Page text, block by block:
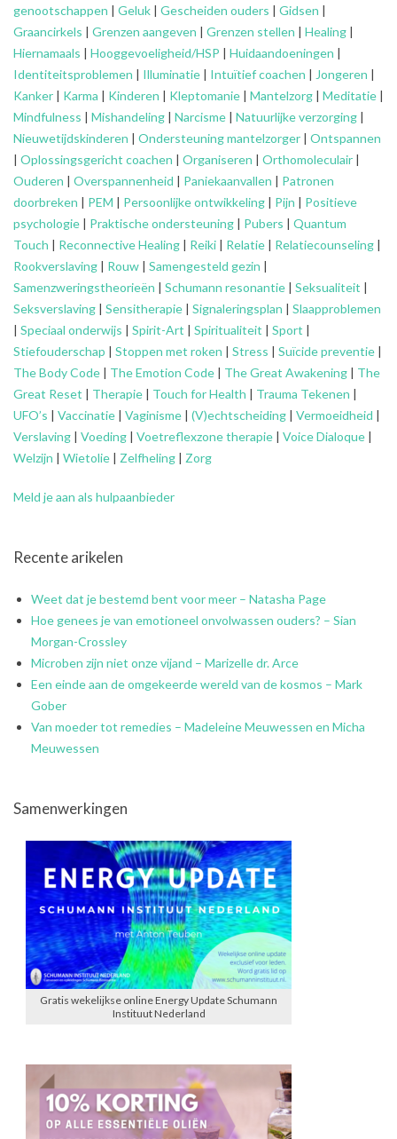
genootschappen | Geluk | Gescheiden ouders | Gidsen |
Graancirkels | Grenzen aangeven | Grenzen stellen | Healing |
Hiernamaals | Hooggevoeligheid/HSP | Huidaandoeningen |
Identiteitsproblemen | Illuminatie | Intuïtief coachen | Jongeren |
Kanker | Karma | Kinderen | Kleptomanie | Mantelzorg | Meditatie |
Mindfulness | Mishandeling | Narcisme | Natuurlijke verzorging |
Nieuwetijdskinderen | Ondersteuningmantelzorger | Ontspannen
| Oplossingsgericht coachen | Organiseren | Orthomoleculair |
Ouderen | Overspannenheid | Paniekaanvallen | Patronen
doorbreken | PEM | Persoonlijke ontwikkeling | Pijn | Positieve
psychologie | Praktische ondersteuning | Pubers | Quantum
Touch | Reconnective Healing | Reiki | Relatie | Relatiecounseling |
Rookverslaving | Rouw | Samengesteld gezin |
Samenzweringstheorieën | Schumann resonantie | Seksualiteit |
Seksverslaving | Sensitherapie | Signaleringsplan | Slaapproblemen
| Speciaal onderwijs | Spirit-Art | Spiritualiteit | Sport |
Stiefouderschap | Stoppen met roken | Stress | Suïcide preventie |
The Body Code | The Emotion Code | The Great Awakening | The
Great Reset | Therapie | Touch for Health | Trauma Tekenen |
UFO’s | Vaccinatie | Vaginisme | (V)echtscheiding | Vermoeidheid |
Verslaving | Voeding | Voetreflexzone therapie | Voice Dialoque |
Welzijn | Wietolie | Zelfheling | Zorg
Meld je aan als hulpaanbieder
Recente arikelen
Weet dat je bestemd bent voor meer – Natasha Page
Hoe genees je van emotioneel onvolwassen ouders? – Sian
Morgan-Crossley
Microben zijn niet onze vijand – Marizelle dr. Arce
Een einde aan de omgekeerde wereld van de kosmos – Mark
Gober
Van moeder tot remedies – Madeleine Meuwessen en Micha
Meuwessen
Samenwerkingen
Gratis wekelijkse online Energy Update Schumann
Instituut Nederland